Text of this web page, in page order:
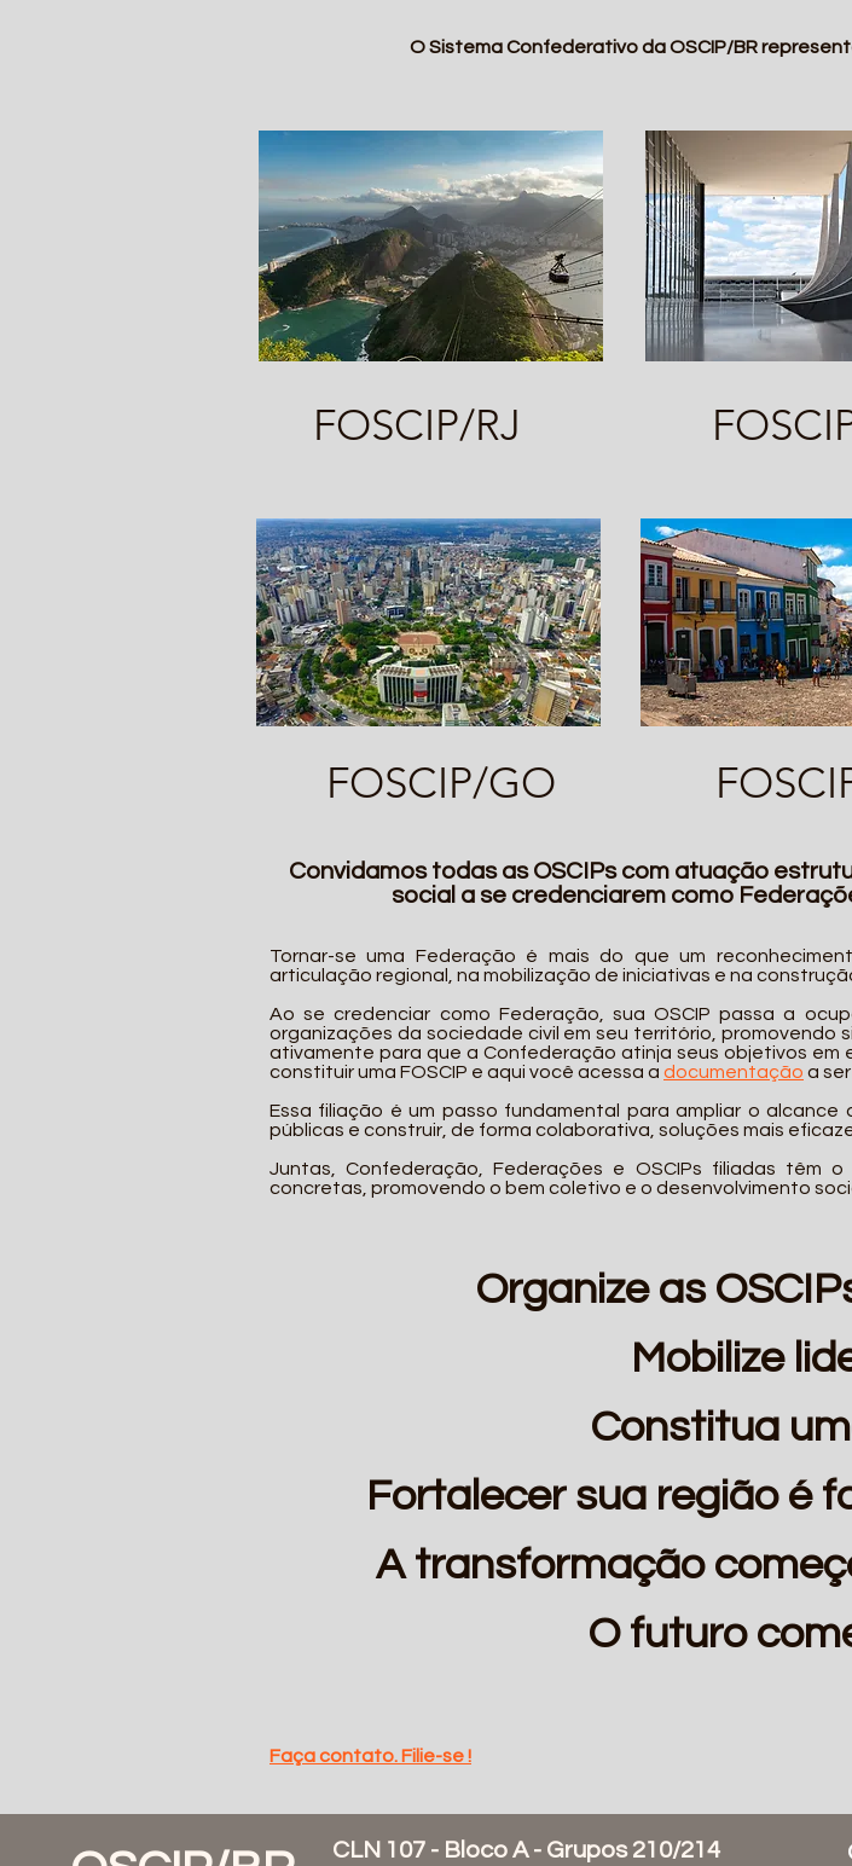
O Sistema Confederativo da OSCIP/BR
FOSCIP/RJ
FOSCIP/GO
Convidamos todas as OSCIPs com atuação
social a se credenciarem como
Tornar-se uma Federação é mais do que um
articulação regional, na mobilização de iniciativas e na
Ao se credenciar como Federação, sua OSCIP passa a
organizações da sociedade civil em seu território,
ativamente para que a Confederação atinja seus objetivos em
constituir uma FOSCIP e aqui você acessa a documentação a
Essa filiação é um passo fundamental para ampliar o
públicas e construir, de forma colaborativa, soluções mais
Juntas, Confederação, Federações e OSCIPs filiadas têm
concretas, promovendo o bem coletivo e o desenvolvimento
Organize as
Mobilize
Constitua
Fortalecer sua região é
A transformação
O futuro
Faça contato. Filie-se !
CLN 107 - Bloco A - Grupos 210/214